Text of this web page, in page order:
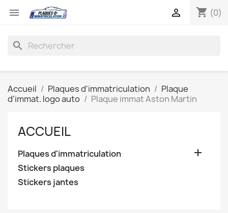
 shopping_cart (0)

search
Accueil Plaques d'immatriculation
Plaque
d'immat. logo auto
Plaque immat Aston Martin
ACCUEIL
Plaques d'immatriculation 
Stickers plaques
Stickers jantes